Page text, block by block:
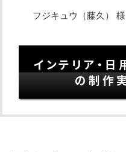
フジキュウ（藤久） 様
インテリア・
の制作